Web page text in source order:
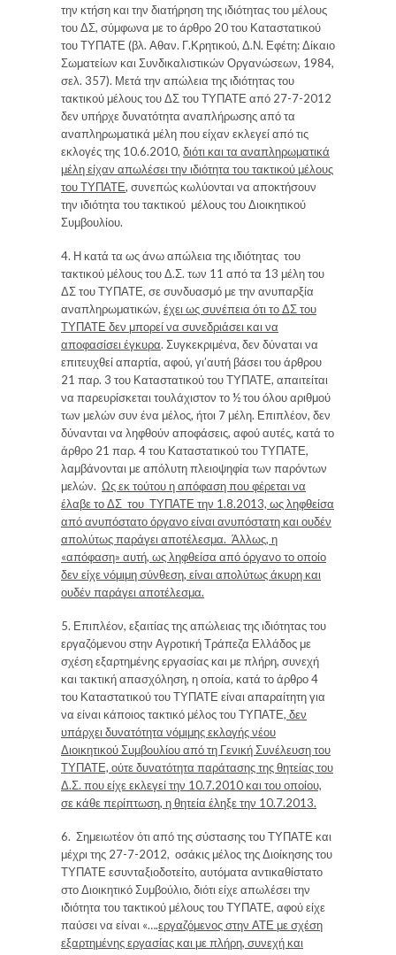
την κτήση και την διατήρηση της ιδιότητας του μέλους
του ΔΣ, σύμφωνα με το άρθρο 20 του Καταστατικού
του ΤΥΠΑΤΕ (βλ. Αθαν. Γ.Κρητικού, Δ.Ν. Εφέτη: Δίκαιο
Σωματείων και Συνδικαλιστικών Οργανώσεων, 1984,
σελ. 357). Μετά την απώλεια της ιδιότητας του
τακτικού μέλους του ΔΣ του ΤΥΠΑΤΕ από 27-7-2012
δεν υπήρχε δυνατότητα αναπλήρωσης από τα
αναπληρωματικά μέλη που είχαν εκλεγεί από τις
εκλογές της 10.6.2010, διότι και τα αναπληρωματικά
μέλη είχαν απωλέσει την ιδιότητα του τακτικού μέλους
του ΤΥΠΑΤΕ, συνεπώς κωλύονται να αποκτήσουν
την ιδιότητα του τακτικού μέλους του Διοικητικού
Συμβουλίου.
4. Η κατά τα ως άνω απώλεια της ιδιότητας του
τακτικού μέλους του Δ.Σ. των 11 από τα 13 μέλη του
ΔΣ του ΤΥΠΑΤΕ, σε συνδυασμό με την ανυπαρξία
αναπληρωματικών, έχει ως συνέπεια ότι το ΔΣ του
ΤΥΠΑΤΕ δεν μπορεί να συνεδριάσει και να
αποφασίσει έγκυρα. Συγκεκριμένα, δεν δύναται να
επιτευχθεί απαρτία, αφού, γι’αυτή βάσει του άρθρου
21 παρ. 3 του Καταστατικού του ΤΥΠΑΤΕ, απαιτείται
να παρευρίσκεται τουλάχιστον το ½ του όλου αριθμού
των μελών συν ένα μέλος, ήτοι 7 μέλη. Επιπλέον, δεν
δύνανται να ληφθούν αποφάσεις, αφού αυτές, κατά το
άρθρο 21 παρ. 4 του Καταστατικού του ΤΥΠΑΤΕ,
λαμβάνονται με απόλυτη πλειοψηφία των παρόντων
μελών. Ως εκ τούτου η απόφαση που φέρεται να
έλαβε το ΔΣ του ΤΥΠΑΤΕ την 1.8.2013, ως ληφθείσα
από ανυπόστατο όργανο είναι ανυπόστατη και ουδέν
απολύτως παράγει αποτέλεσμα. Άλλως, η
«απόφαση» αυτή, ως ληφθείσα από όργανο το οποίο
δεν είχε νόμιμη σύνθεση, είναι απολύτως άκυρη και
ουδέν παράγει αποτέλεσμα.
5. Επιπλέον, εξαιτίας της απώλειας της ιδιότητας του
εργαζόμενου στην Αγροτική Τράπεζα Ελλάδος με
σχέση εξαρτημένης εργασίας και με πλήρη, συνεχή
και τακτική απασχόληση, η οποία, κατά το άρθρο 4
του Καταστατικού του ΤΥΠΑΤΕ είναι απαραίτητη για
να είναι κάποιος τακτικό μέλος του ΤΥΠΑΤΕ, δεν
υπάρχει δυνατότητα νόμιμης εκλογής νέου
Διοικητικού Συμβουλίου από τη Γενική Συνέλευση του
ΤΥΠΑΤΕ, ούτε δυνατότητα παράτασης της θητείας του
Δ.Σ. που είχε εκλεγεί την 10.7.2010 και του οποίου,
σε κάθε περίπτωση, η θητεία έληξε την 10.7.2013.
6. Σημειωτέον ότι από της σύστασης του ΤΥΠΑΤΕ και
μέχρι της 27-7-2012, οσάκις μέλος της Διοίκησης του
ΤΥΠΑΤΕ εσυνταξιοδοτείτο, αυτόματα αντικαθίστατο
στο Διοικητικό Συμβούλιο, διότι είχε απωλέσει την
ιδιότητα του τακτικού μέλους του ΤΥΠΑΤΕ, αφού είχε
παύσει να είναι «….εργαζόμενος στην ΑΤΕ με σχέση
εξαρτημένης εργασίας και με πλήρη, συνεχή και